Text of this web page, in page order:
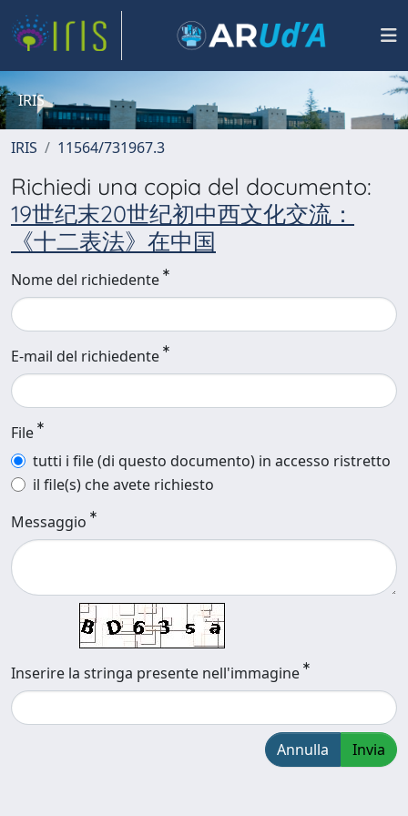
IRIS
IRIS 11564/731967.3
Richiedi una copia del documento:
19世纪末20世纪初中西文化交流：
《十二表法》在中国
Nome del richiedente
E-mail del richiedente
File
tutti i file (di questo documento) in accesso ristretto
il file(s) che avete richiesto
Messaggio
Inserire la stringa presente nell'immagine
Annulla Invia